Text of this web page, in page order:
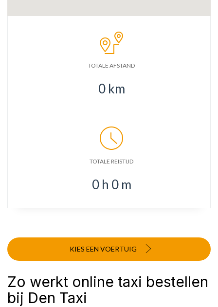
TOTALE AFSTAND
0 km
TOTALE REISTIJD
0 h 0 m
KIES EEN VOERTUIG
Zo werkt online taxi bestellen
bij Den Taxi